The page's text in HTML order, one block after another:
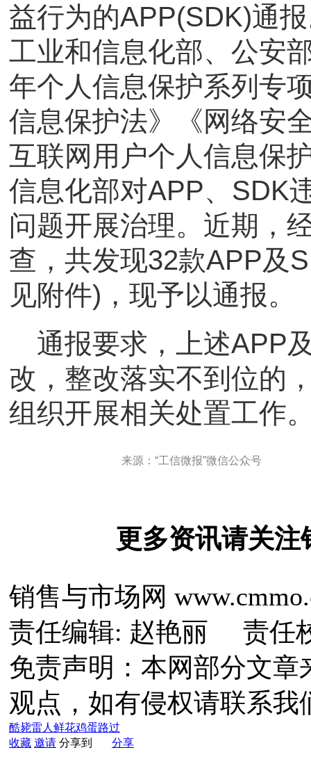
益行为的APP(SDK)通
工业和信息化部、公安
年个人信息保护系列专
信息保护法》《网络安
互联网用户个人信息保
信息化部对APP、SDK
问题开展治理。近期，
查，共发现32款APP及
见附件)，现予以通报。
通报要求，上述APP
改，整改落实不到位的
组织开展相关处置工作
来源：“工信微报”微信公众号
更多资讯请关注
销售与市场网
责任编辑: 赵艳丽 责任
免责声明：本网部分文
观点，如有侵权请联系我
酷毙雷人 鲜花鸡蛋路过
收藏 邀请 分享到 分享